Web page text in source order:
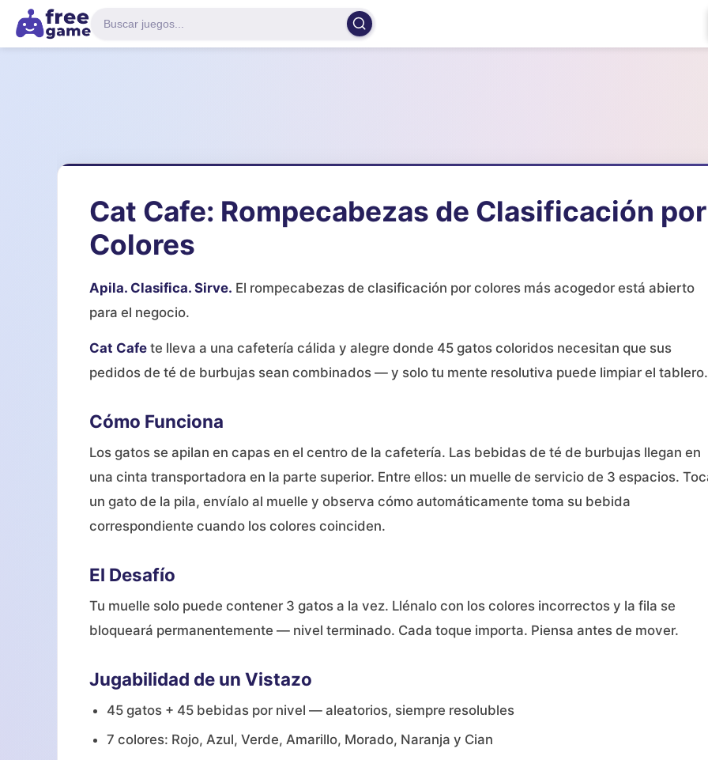
Cat Cafe: Rompecabezas de Clasificación por
Colores
Apila. Clasifica. Sirve. El rompecabezas de clasificación por colores más acogedor está abierto
para el negocio.
Cat Cafe te lleva a una cafetería cálida y alegre donde 45 gatos coloridos necesitan que sus
pedidos de té de burbujas sean combinados — y solo tu mente resolutiva puede limpiar el tablero.
Cómo Funciona
Los gatos se apilan en capas en el centro de la cafetería. Las bebidas de té de burbujas llegan en
una cinta transportadora en la parte superior. Entre ellos: un muelle de servicio de 3 espacios.
un gato de la pila, envíalo al muelle y observa cómo automáticamente toma su bebida
correspondiente cuando los colores coinciden.
El Desafío
Tu muelle solo puede contener 3 gatos a la vez. Llénalo con los colores incorrectos y la fila se
bloqueará permanentemente — nivel terminado. Cada toque importa. Piensa antes de mover.
Jugabilidad de un Vistazo
45 gatos + 45 bebidas por nivel — aleatorios, siempre resolubles
7 colores: Rojo, Azul, Verde, Amarillo, Morado, Naranja y Cian